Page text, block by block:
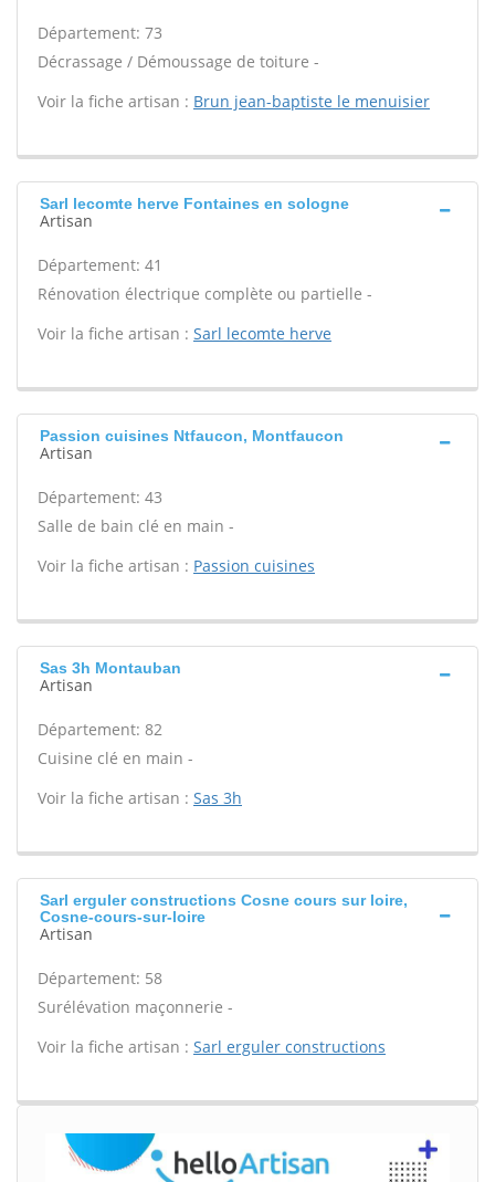
Département: 73
Décrassage / Démoussage de toiture -
Voir la fiche artisan : Brun jean-baptiste le menuisier
Sarl lecomte herve Fontaines en sologne
Artisan
Département: 41
Rénovation électrique complète ou partielle -
Voir la fiche artisan : Sarl lecomte herve
Passion cuisines Ntfaucon, Montfaucon
Artisan
Département: 43
Salle de bain clé en main -
Voir la fiche artisan : Passion cuisines
Sas 3h Montauban
Artisan
Département: 82
Cuisine clé en main -
Voir la fiche artisan : Sas 3h
Sarl erguler constructions Cosne cours sur loire,
Cosne-cours-sur-loire
Artisan
Département: 58
Surélévation maçonnerie -
Voir la fiche artisan : Sarl erguler constructions